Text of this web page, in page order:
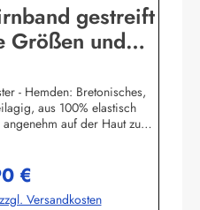
gestreift
Größen und
- Hemden: Bretonisches,
aus 100% elastisch
auf der Haut zu
bekleidung.de
Preis:
€
Versandkosten